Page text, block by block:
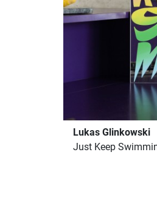
Lukas Glinkowski
Just Keep